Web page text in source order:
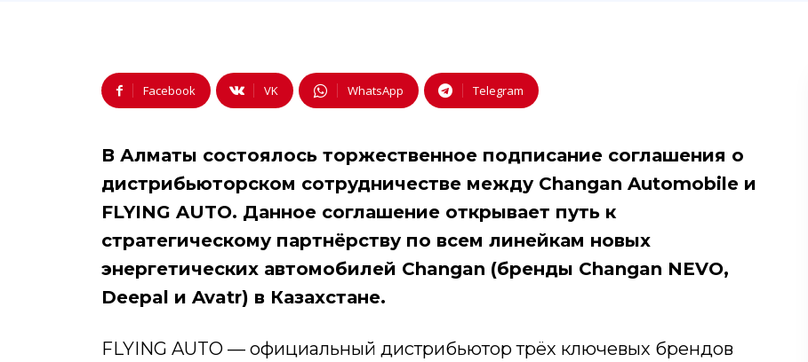
Facebook VK WhatsApp Telegram
В Алматы состоялось торжественное подписание соглашения о
дистрибьюторском сотрудничестве между Changan Automobile и
FLYING AUTO. Данное соглашение открывает путь к
стратегическому партнёрству по всем линейкам новых
энергетических автомобилей Changan (бренды Changan NEVO,
Deepal и Avatr) в Казахстане.
FLYING AUTO — официальный дистрибьютор трёх ключевых брендов